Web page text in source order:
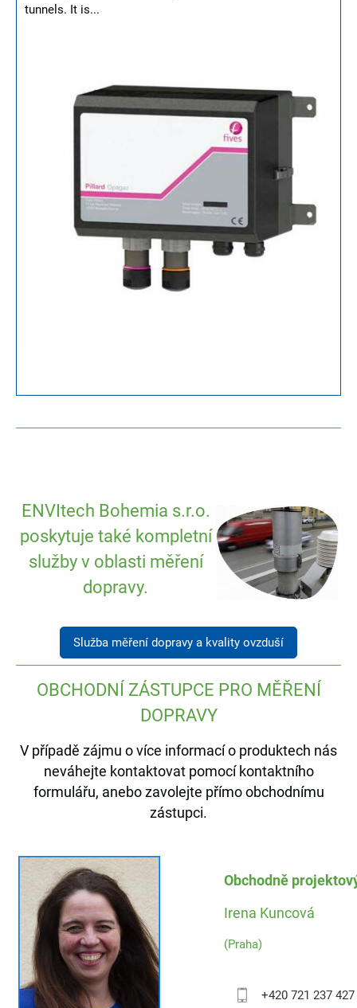
tunnels. It is...
ENVItech Bohemia s.r.o.
poskytuje také kompletní
služby v oblasti měření
dopravy.
Služba měření dopravy a kvality ovzduší
OBCHODNÍ ZÁSTUPCE PRO MĚŘENÍ
DOPRAVY
V případě zájmu o více informací o produktech nás
neváhejte kontaktovat pomocí kontaktního
formulářu, anebo zavolejte přímo obchodnímu
zástupci.
Obchodně
Irena Kuncová
(Praha)
+420 721 237 427